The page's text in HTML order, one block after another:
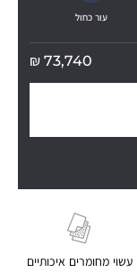
עשוי מחומרים איכותיים
עור כחול
73,740
₪